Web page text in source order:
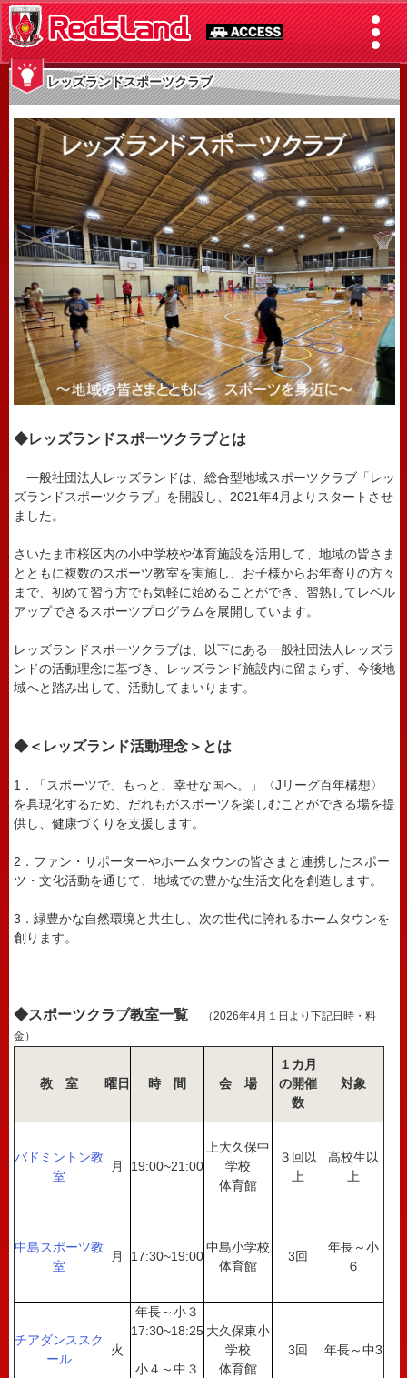
レッズランドスポーツクラブ
◆レッズランドスポーツクラブとは
一般社団法人レッズランドは、総合型地域スポーツクラブ「レッ
ズランドスポーツクラブ」を開設し、2021年4月よりスタートさせ
ました。
さいたま市桜区内の小中学校や体育施設を活用して、地域の皆さま
とともに複数のスポーツ教室を実施し、お子様からお年寄りの方々
まで、初めて習う方でも気軽に始めることができ、習熟してレベル
アップできるスポーツプログラムを展開しています。
レッズランドスポーツクラブは、以下にある一般社団法人レッズラ
ンドの活動理念に基づき、レッズランド施設内に留まらず、今後地
域へと踏み出して、活動してまいります。
◆ ＜レッズランド活動理念＞とは
1．「スポーツで、もっと、幸せな国へ。」〈Jリーグ百年構想〉
を具現化するため、だれもがスポーツを楽しむことができる場を提
供し、健康づくりを支援します。
2．ファン・サポーターやホームタウンの皆さまと連携したスポー
ツ・文化活動を通じて、地域での豊かな生活文化を創造します。
3．緑豊かな自然環境と共生し、次の世代に誇れるホームタウンを
創ります。
◆スポーツクラブ教室一覧
（2026年4月１日より下記日時・料
金）
教 室 曜日 時 間 会 場
１カ月
の開催
数
対象
バドミントン教
室
月 19:00~21:00
上大久保中
学校
体育館
３回以
上
高校生以
上
中島スポーツ教
室
月 17:30~19:00
中島小学校
体育館
3回
年長～小
６
チアダンススク
ール
火
年長～小３
17:30~18:25
小４～中３
大久保東小
学校
体育館
3回 年長～中3